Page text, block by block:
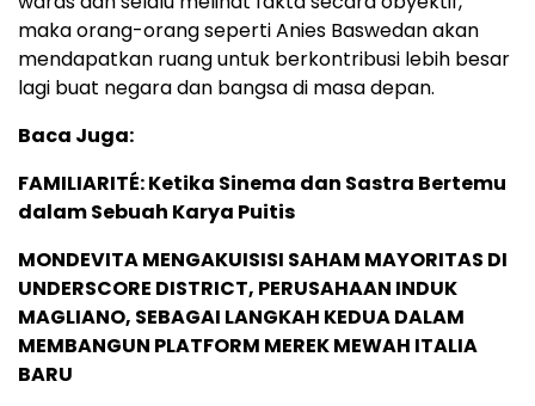
maka orang-orang seperti Anies Baswedan akan
mendapatkan ruang untuk berkontribusi lebih besar
lagi buat negara dan bangsa di masa depan.
Baca Juga:
FAMILIARITÉ: Ketika Sinema dan Sastra Bertemu
dalam Sebuah Karya Puitis
MONDEVITA MENGAKUISISI SAHAM MAYORITAS DI
UNDERSCORE DISTRICT, PERUSAHAAN INDUK
MAGLIANO, SEBAGAI LANGKAH KEDUA DALAM
MEMBANGUN PLATFORM MEREK MEWAH ITALIA
BARU